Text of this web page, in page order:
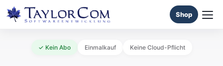
Shop
✓ Kein Abo Einmalkauf Keine Cloud-Pflicht